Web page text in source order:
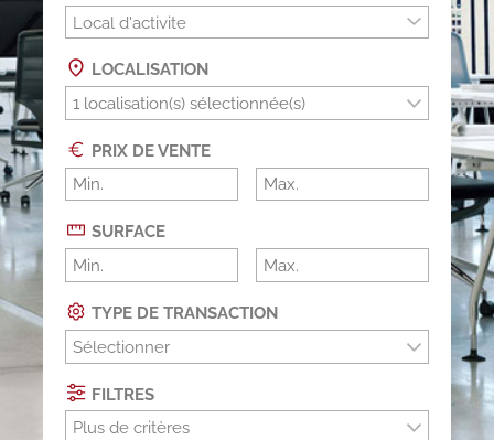
Local d'activite
LOCALISATION
PRIX DE VENTE
SURFACE
TYPE DE TRANSACTION
Sélectionner
FILTRES
Plus de critères